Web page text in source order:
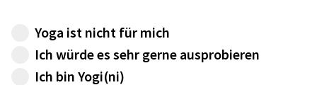
Yoga ist nicht für mich
Schade! Zum Glück haben wir viele andere
Inspirationen für dich.
Ich würde es sehr gerne ausprobieren
Super! Entweder du kennst Freunde, die dich
Ich bin Yogi(ni)